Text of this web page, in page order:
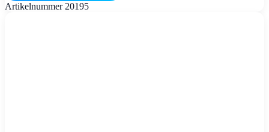
Artikelnummer 20195